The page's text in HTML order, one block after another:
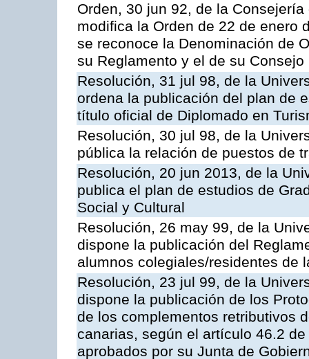
Orden, 30 jun 92, de la
modifica la Orden de 22 de enero
se reconoce la Denominación de
su Reglamento y el de su Consejo
Resolución, 31 jul 98, de la
ordena la publicación del plan de
título oficial de Diplomado en
Resolución, 30 jul 98, de la
pública la relación de puestos de
Resolución, 20 jun 2013, de la
publica el plan de estudios de
Social y Cultural
Resolución, 26 may 99, de la
dispone la publicación del
alumnos colegiales/residentes de
Resolución, 23 jul 99, de la
dispone la publicación de los
de los complementos retributivos
canarias, según el artículo 46.2
aprobados por su Junta de